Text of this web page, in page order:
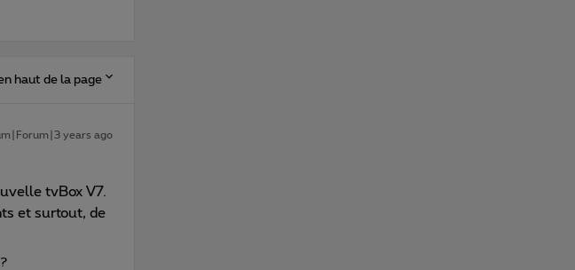
haut de la page
years ago
tvBox V7.
et surtout, de